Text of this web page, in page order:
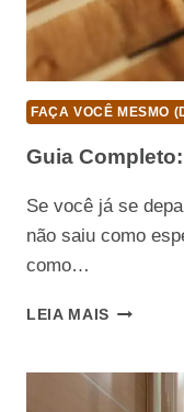
FAÇA VOCÊ MESMO
Guia
Se você já se
não saiu como
como…
LEIA MAIS GUIA
SABÃO